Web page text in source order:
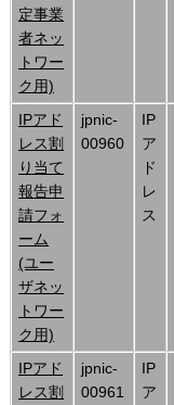
定事業
者ネッ
トワー
ク用)
IPアド
レス割
り当て
報告申
請フォ
ーム
(ユー
ザネッ
トワー
ク用)
jpnic-
00960
IP
ア
ド
レ
ス
IPアド
レス割
jpnic-
00961
IP
ア